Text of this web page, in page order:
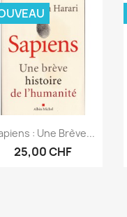
Aperçu rapide
: Une Brève...
25,00 CHF